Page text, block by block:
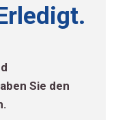
Sie den